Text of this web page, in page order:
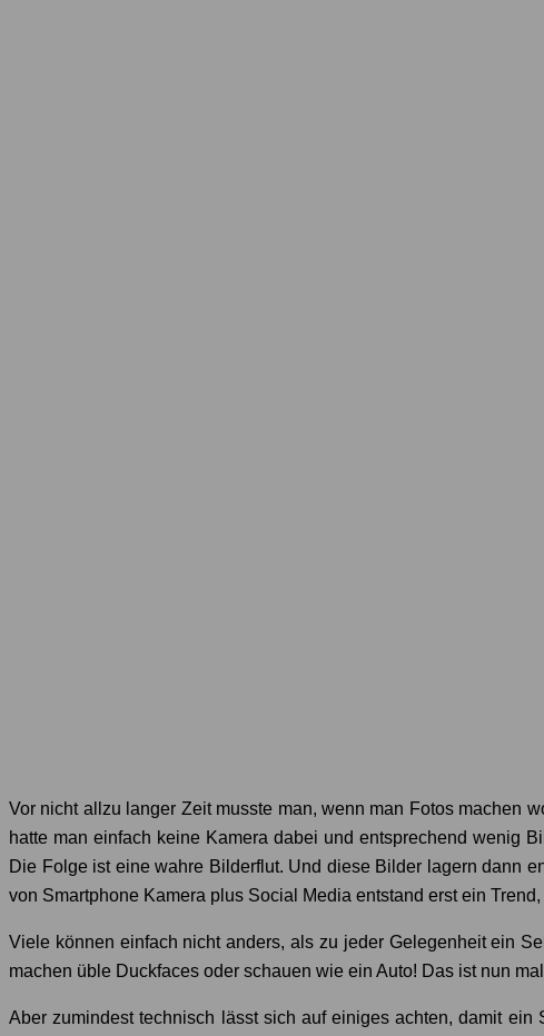
Vor nicht allzu langer Zeit musste man, wenn man Fotos machen
hatte man einfach keine Kamera dabei und entsprechend wenig
Die Folge ist eine wahre Bilderflut. Und diese Bilder lagern dann
von Smartphone Kamera plus Social Media entstand erst ein
Viele können einfach nicht anders, als zu jeder Gelegenheit ein
machen üble Duckfaces oder schauen wie ein Auto! Das ist nun
Aber zumindest technisch lässt sich auf einiges achten, damit